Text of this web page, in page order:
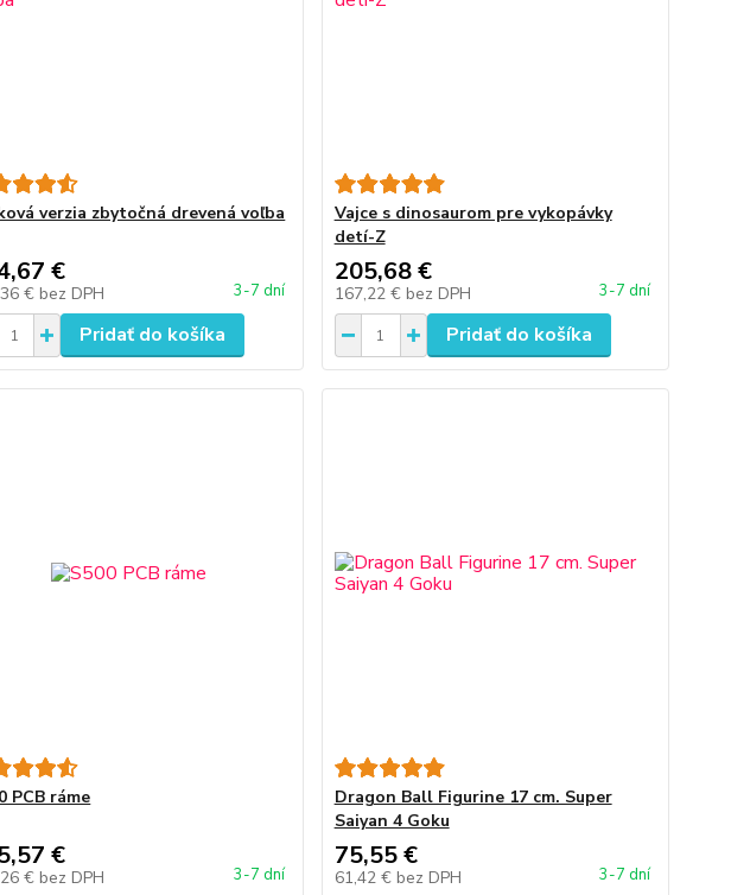
verzia zbytočná drevená voľba
€
€ bez DPH 3-7 dní
Pridať do košíka
Vajce s dinosaurom pre vykopávky
detí-Z
205,68 €
167,22 € bez DPH 3-7 dní
Pridať do košíka
PCB ráme
€
€ bez DPH 3-7 dní
Dragon Ball Figurine 17 cm. Super
Saiyan 4 Goku
75,55 €
61,42 € bez DPH 3-7 dní